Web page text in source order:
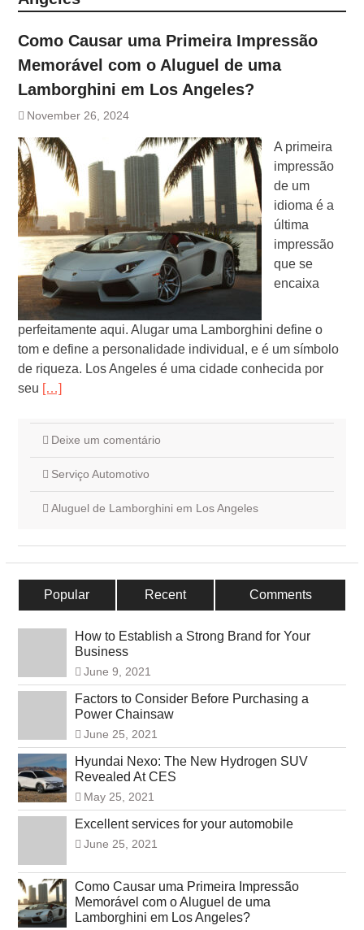
Como Causar uma Primeira Impressão
Memorável com o Aluguel de uma
Lamborghini em Los Angeles?
November 26, 2024
A primeira
impressão
de um
idioma é a
última
impressão
que se
encaixa
perfeitamente aqui. Alugar uma Lamborghini define o
tom e define a personalidade individual, e é um símbolo
de riqueza. Los Angeles é uma cidade conhecida por
seu […]
Deixe um comentário
Serviço Automotivo
Aluguel de Lamborghini em Los Angeles
Popular Recent Comments
How to Establish a Strong Brand for Your
Business
June 9, 2021
Factors to Consider Before Purchasing a
Power Chainsaw
June 25, 2021
Hyundai Nexo: The New Hydrogen SUV
Revealed At CES
May 25, 2021
Excellent services for your automobile
June 25, 2021
Como Causar uma Primeira Impressão
Memorável com o Aluguel de uma
Lamborghini em Los Angeles?